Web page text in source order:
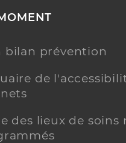
bilan prévention
de
des lieux de soins